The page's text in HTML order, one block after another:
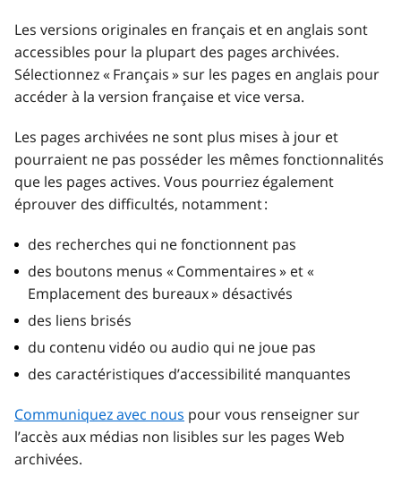
Les versions originales en français et en anglais sont
accessibles pour la plupart des pages archivées.
Sélectionnez « Français » sur les pages en anglais pour
accéder à la version française et vice versa.
Les pages archivées ne sont plus mises à jour et
pourraient ne pas posséder les mêmes fonctionnalités
que les pages actives. Vous pourriez également
éprouver des difficultés, notamment :
des recherches qui ne fonctionnent pas
des boutons menus « Commentaires » et «
Emplacement des bureaux » désactivés
des liens brisés
du contenu vidéo ou audio qui ne joue pas
des caractéristiques d’accessibilité manquantes
Communiquez avec nous pour vous renseigner sur
l’accès aux médias non lisibles sur les pages Web
archivées.